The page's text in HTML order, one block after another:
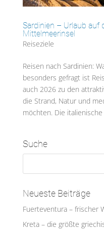
Sardinien – Urlaub auf
Mittelmeerinsel
Reiseziele
Reisen nach Sardinien:
besonders gefragt ist
auch 2026 zu den
die Strand, Natur und
möchten. Die
Suche
Neueste Beiträge
Fuerteventura – frischer
Kreta – die größte